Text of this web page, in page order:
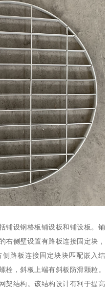
铺设钢格板铺设板和铺设板。铺
右侧壁设置有路板连接固定块，
路板连接固定块块匹配嵌入结
栓，斜板上端有斜板防滑颗粒。
架结构。该结构设计有利于提高